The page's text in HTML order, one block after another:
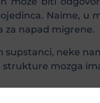
Naime, u
za napad migrene.
neke
mozga